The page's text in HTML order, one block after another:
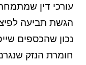
עורכי דין
הגשת תביעה
נכון שהכספים
חומרת הנזק